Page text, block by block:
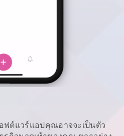
ฟต์แวร์แอปคุณอาจจะเป็นตัว